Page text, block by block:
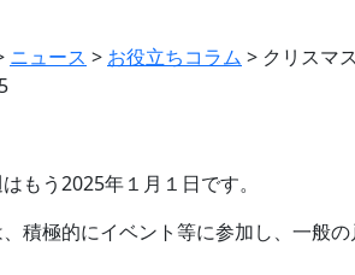
ニュース > お役立ちコラム > クリスマス
もう2025年１月１日です。
積極的にイベント等に参加し、一般